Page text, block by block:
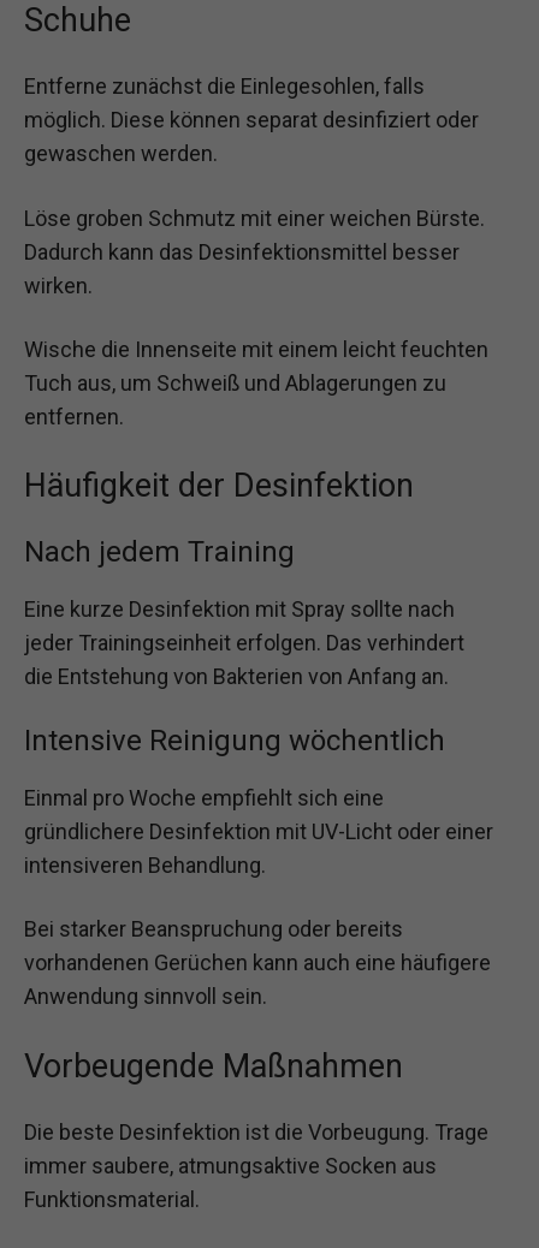
Schuhe
Entferne zunächst die Einlegesohlen, falls
möglich. Diese können separat desinfiziert oder
gewaschen werden.
Löse groben Schmutz mit einer weichen Bürste.
Dadurch kann das Desinfektionsmittel besser
wirken.
Wische die Innenseite mit einem leicht feuchten
Tuch aus, um Schweiß und Ablagerungen zu
entfernen.
Häufigkeit der Desinfektion
Nach jedem Training
Eine kurze Desinfektion mit Spray sollte nach
jeder Trainingseinheit erfolgen. Das verhindert
die Entstehung von Bakterien von Anfang an.
Intensive Reinigung wöchentlich
Einmal pro Woche empfiehlt sich eine
gründlichere Desinfektion mit UV-Licht oder einer
intensiveren Behandlung.
Bei starker Beanspruchung oder bereits
vorhandenen Gerüchen kann auch eine häufigere
Anwendung sinnvoll sein.
Vorbeugende Maßnahmen
Die beste Desinfektion ist die Vorbeugung. Trage
immer saubere, atmungsaktive Socken aus
Funktionsmaterial.